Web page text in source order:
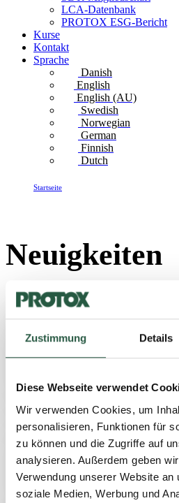
Zustimmung Details
Diese Webseite verwendet
Wir verwenden Cookies, um
personalisieren, Funktionen für
zu können und die Zugriffe auf
analysieren. Außerdem geben
Verwendung unserer Website an
soziale Medien, Werbung und
LCA-Datenbank
PROTOX ESG-Bericht
Kurse
Kontakt
Sprache
Danish
English
English (AU)
Swedish
Norwegian
German
Finnish
Dutch
Startseite
Neuigkeiten
7. JULI 2026
Erhalten Sie
Informationen von
25. JUNI 2026
Produkte gegen
Insekten